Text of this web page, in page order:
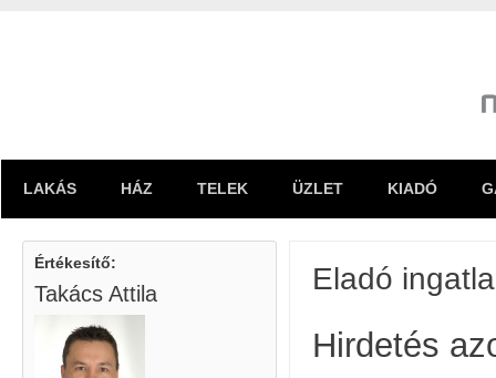
LAKÁS HÁZ TELEK ÜZLET KIADÓ
Értékesítő:
Takács Attila Eladó
Hirdetés